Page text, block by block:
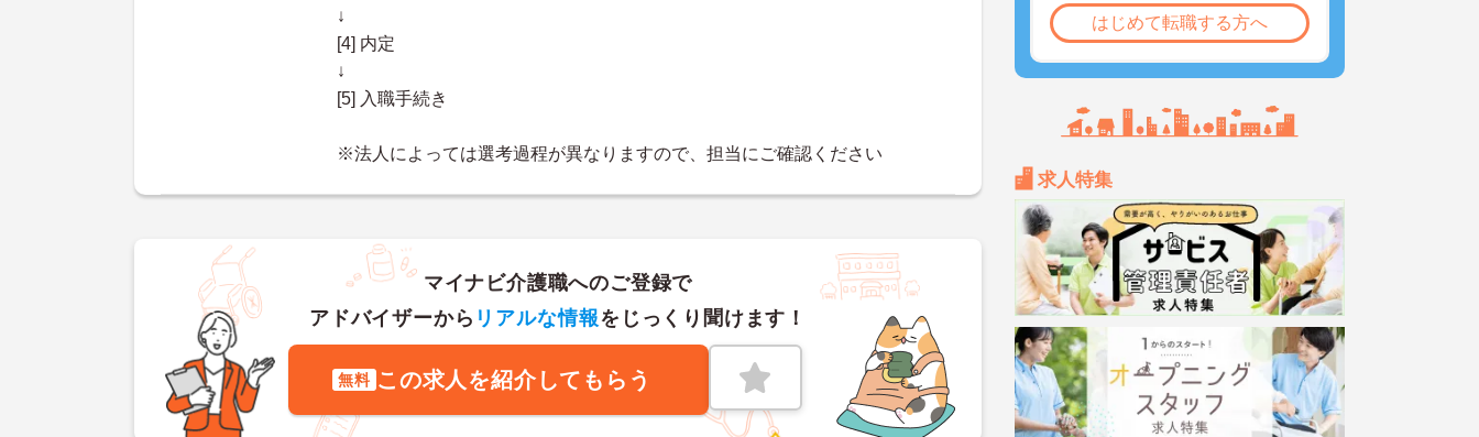
↓
[4] 内定
↓
[5] 入職手続き
※法人によっては選考過程が異なりますので、担当にご確認ください
マイナビ介護職へのご登録で
アドバイザーから リアルな情報をじっくり聞けます！
無料 この求人を紹介してもらう
はじめて転職する方へ
求人特集